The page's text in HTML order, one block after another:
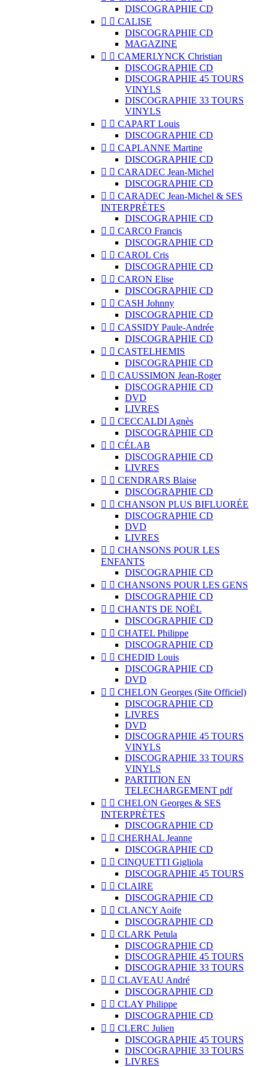
DISCOGRAPHIE CD
  CALISE
DISCOGRAPHIE CD
MAGAZINE
  CAMERLYNCK Christian
DISCOGRAPHIE CD
DISCOGRAPHIE 45 TOURS
VINYLS
DISCOGRAPHIE 33 TOURS
VINYLS
  CAPART Louis
DISCOGRAPHIE CD
  CAPLANNE Martine
DISCOGRAPHIE CD
  CARADEC Jean-Michel
DISCOGRAPHIE CD
  CARADEC Jean-Michel & SES
INTERPRÈTES
DISCOGRAPHIE CD
  CARCO Francis
DISCOGRAPHIE CD
  CAROL Cris
DISCOGRAPHIE CD
  CARON Elise
DISCOGRAPHIE CD
  CASH Johnny
DISCOGRAPHIE CD
  CASSIDY Paule-Andrée
DISCOGRAPHIE CD
  CASTELHEMIS
DISCOGRAPHIE CD
  CAUSSIMON Jean-Roger
DISCOGRAPHIE CD
DVD
LIVRES
  CECCALDI Agnès
DISCOGRAPHIE CD
  CÉLAB
DISCOGRAPHIE CD
LIVRES
  CENDRARS Blaise
DISCOGRAPHIE CD
  CHANSON PLUS BIFLUORÉE
DISCOGRAPHIE CD
DVD
LIVRES
  CHANSONS POUR LES
ENFANTS
DISCOGRAPHIE CD
  CHANSONS POUR LES GENS
DISCOGRAPHIE CD
  CHANTS DE NOËL
DISCOGRAPHIE CD
  CHATEL Philippe
DISCOGRAPHIE CD
  CHEDID Louis
DISCOGRAPHIE CD
DVD
  CHELON Georges (Site Officiel)
DISCOGRAPHIE CD
LIVRES
DVD
DISCOGRAPHIE 45 TOURS
VINYLS
DISCOGRAPHIE 33 TOURS
VINYLS
PARTITION EN
TELECHARGEMENT pdf
  CHELON Georges & SES
INTERPRÈTES
DISCOGRAPHIE CD
  CHERHAL Jeanne
DISCOGRAPHIE CD
  CINQUETTI Gigliola
DISCOGRAPHIE 45 TOURS
  CLAIRE
DISCOGRAPHIE CD
  CLANCY Aoife
DISCOGRAPHIE CD
  CLARK Petula
DISCOGRAPHIE CD
DISCOGRAPHIE 45 TOURS
DISCOGRAPHIE 33 TOURS
  CLAVEAU André
DISCOGRAPHIE CD
  CLAY Philippe
DISCOGRAPHIE CD
  CLERC Julien
DISCOGRAPHIE 45 TOURS
DISCOGRAPHIE 33 TOURS
LIVRES